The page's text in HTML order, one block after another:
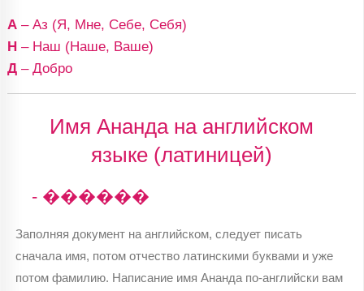
А– Аз (Я, Мне, Себе, Себя)
Н– Наш (Наше, Ваше)
Д– Добро
Имя Ананда на английском
языке (латиницей)
- ������
Заполняя документ на английском, следует писать
сначала имя, потом отчество латинскими буквами и уже
потом фамилию. Написание имя Ананда по-английски вам